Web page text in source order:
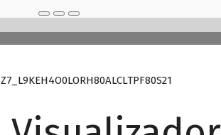
Z7_L9KEH4O0LORH80ALCLTPF80S21